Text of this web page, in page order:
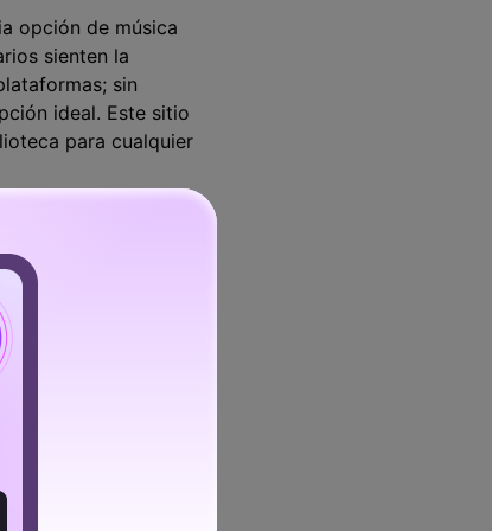
opción de música
sienten la
sin
ideal. Este sitio
para cualquier